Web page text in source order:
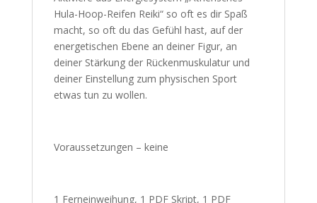
unbewussten Ebene aussendest.
Aktiviere das Energiesystem „Ätherisches
Hula-Hoop-Reifen Reiki“ so oft es dir Spaß
macht, so oft du das Gefühl hast, auf der
energetischen Ebene an deiner Figur, an
deiner Stärkung der Rückenmuskulatur und